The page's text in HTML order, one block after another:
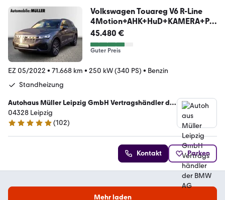
Volkswagen Touareg V6 R-Line
4Motion+AHK+HuD+KAMERA+PA
NORAM
45.480 €
Guter Preis
EZ 05/2022 • 71.668 km • 250 kW (340 PS) • Benzin
Standheizung
Autohaus Müller Leipzig GmbH Vertragshändler der
BMW AG
04328 Leipzig
5 Sterne
(102)
Kontakt Parken
Mehr laden